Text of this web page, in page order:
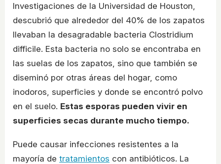
Investigaciones de la Universidad de Houston,
descubrió que alrededor del 40% de los zapatos
llevaban la desagradable bacteria Clostridium
difficile. Esta bacteria no solo se encontraba en
las suelas de los zapatos, sino que también se
diseminó por otras áreas del hogar, como
inodoros, superficies y donde se encontró polvo
en el suelo. Estas esporas pueden vivir en
superficies secas durante mucho tiempo.
Puede causar infecciones resistentes a la
mayoría de tratamientos con antibióticos. La